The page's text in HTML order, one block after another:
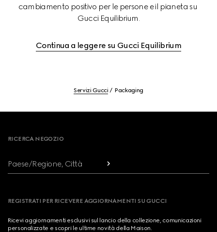
cambiamento positivo per le persone e il pianeta su
Gucci Equilibrium.
Continua a leggere su Gucci Equilibrium
Servizi Gucci Packaging
RICERCA NEGOZIO
Paese/Regione, Città
REGISTRATI PER RICEVERE AGGIORNAMENTI SU GUCCI
Ricevi aggiornamenti esclusivi sul lancio della collezione, comunicazioni
personalizzate e scopri le ultime novità della Maison.